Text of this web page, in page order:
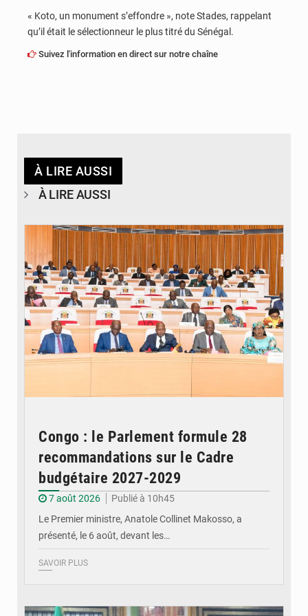
« Koto, un monument s’effondre », note Stades, rappelant
qu’il était le sélectionneur le plus titré du Sénégal.
Suivez l'information en direct sur notre chaîne
À LIRE AUSSI
À LIRE AUSSI
Congo : le Parlement formule 28
recommandations sur le Cadre
budgétaire 2027-2029
7 août 2026
Publié à 10h45
Le Premier ministre, Anatole Collinet Makosso, a
présenté, le 6 août, devant les…
SAVOIR PLUS